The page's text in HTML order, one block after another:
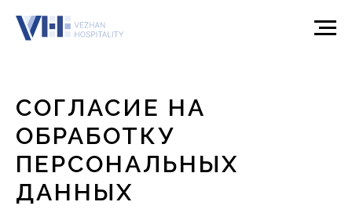
СОГЛАСИЕ НА
ОБРАБОТКУ
ПЕРСОНАЛЬНЫХ
ДАННЫХ